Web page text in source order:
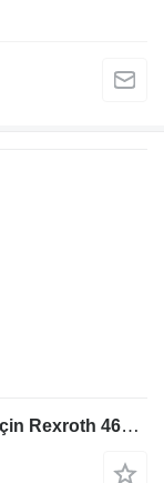
Caterpillar RH120E, 6030 ekskavatör için Rexroth 468-9819 Hydraulikpumpe, 276-2148, 2762148, 4689819, CAT RH120E, hidrolik pompa